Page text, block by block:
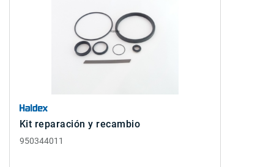
Kit reparación y recambio
950344011